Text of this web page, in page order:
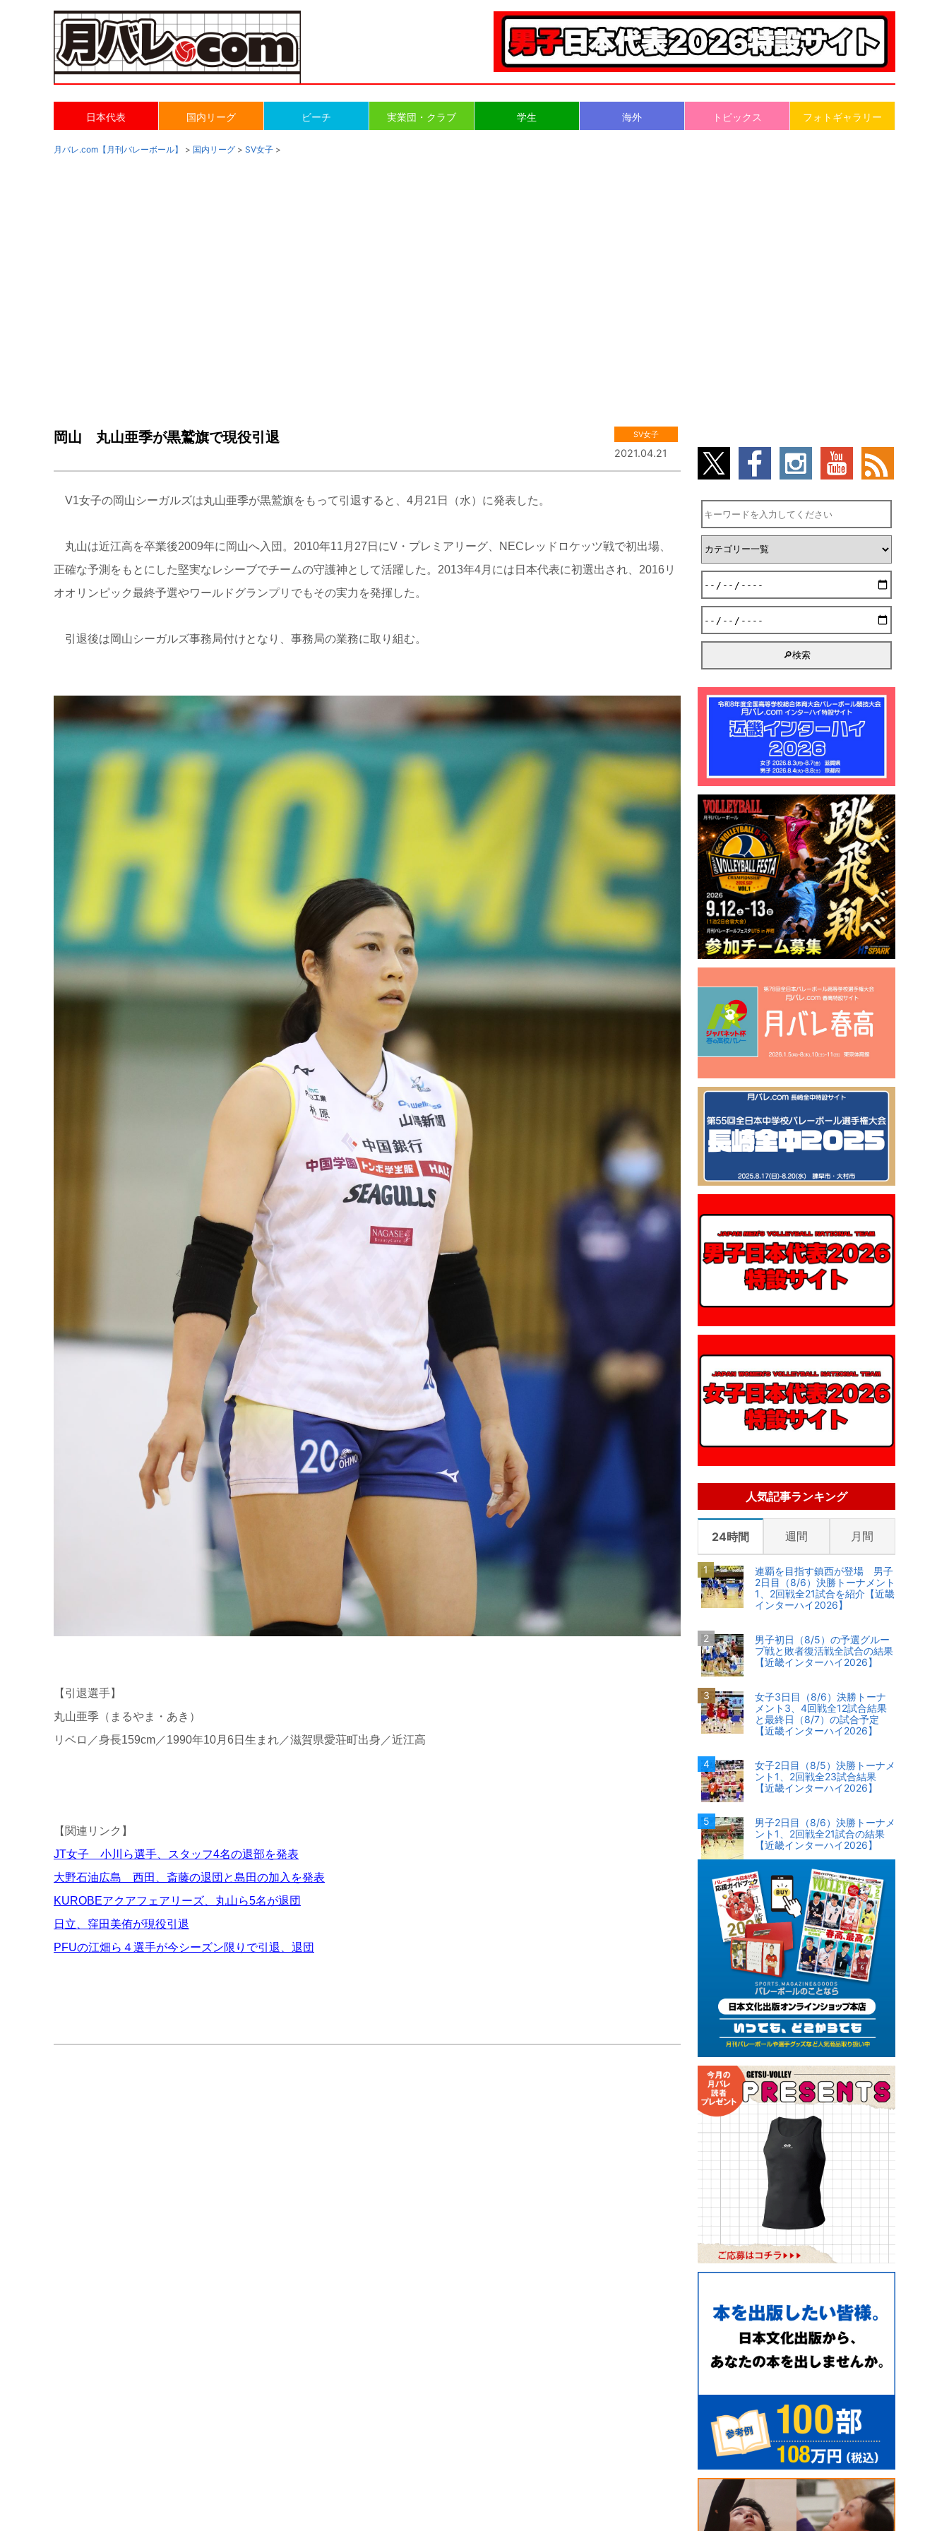
日本代表 国内リーグ ビーチ 実業団・クラブ 学生 海外 トピックス フォトギャラリー
月バレ.com【月刊バレーボール】 > 国内リーグ > SV女子 >
岡山 丸山亜季が黒鷲旗で現役引退 SV女子
2021.04.21
V1女子の岡山シーガルズは丸山亜季が黒鷲旗をもって引退すると、4月21日（水）に発表した。
丸山は近江高を卒業後2009年に岡山へ入団。2010年11月27日にV・プレミアリーグ、NECレッドロケッツ戦で初出場、
正確な予測をもとにした堅実なレシーブでチームの守護神として活躍した。2013年4月には日本代表に初選出され、2016リ
オオリンピック最終予選やワールドグランプリでもその実力を発揮した。
引退後は岡山シーガルズ事務局付けとなり、事務局の業務に取り組む。
【引退選手】
丸山亜季（まるやま・あき）
リベロ／身長159cm／1990年10月6日生まれ／滋賀県愛荘町出身／近江高
【関連リンク】
JT女子 小川ら選手、スタッフ4名の退部を発表
大野石油広島 西田、斎藤の退団と島田の加入を発表
KUROBEアクアフェアリーズ、丸山ら5名が退団
日立、窪田美侑が現役引退
PFUの江畑ら４選手が今シーズン限りで引退、退団
人気記事ランキング
24時間 週間 月間
連覇を目指す鎮西が登場 男子
2日目（8/6）決勝トーナメント
1、2回戦全21試合を紹介【近畿
インターハイ2026】
男子初日（8/5）の予選グルー
プ戦と敗者復活戦全試合の結果
【近畿インターハイ2026】
女子3日目（8/6）決勝トーナ
メント3、4回戦全12試合結果
と最終日（8/7）の試合予定
【近畿インターハイ2026】
女子2日目（8/5）決勝トーナメ
ント1、2回戦全23試合結果
【近畿インターハイ2026】
男子2日目（8/6）決勝トーナメ
ント1、2回戦全21試合の結果
【近畿インターハイ2026】